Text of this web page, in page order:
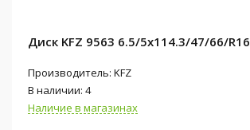
Диск KFZ 9563 6.5/5x114.3/47/66/R16
Производитель: KFZ
В наличии: 4
Наличие в магазинах